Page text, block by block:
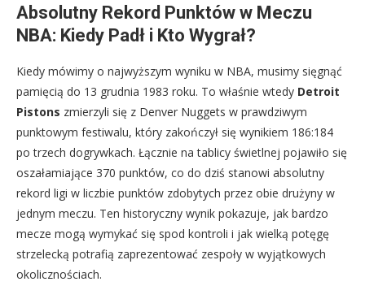
Absolutny Rekord Punktów w Meczu
NBA: Kiedy Padł i Kto Wygrał?
Kiedy mówimy o najwyższym wyniku w NBA, musimy sięgnąć
pamięcią do 13 grudnia 1983 roku. To właśnie wtedy Detroit
Pistons zmierzyli się z Denver Nuggets w prawdziwym
punktowym festiwalu, który zakończył się wynikiem 186:184
po trzech dogrywkach. Łącznie na tablicy świetlnej pojawiło się
oszałamiające 370 punktów, co do dziś stanowi absolutny
rekord ligi w liczbie punktów zdobytych przez obie drużyny w
jednym meczu. Ten historyczny wynik pokazuje, jak bardzo
mecze mogą wymykać się spod kontroli i jak wielką potęgę
strzelecką potrafią zaprezentować zespoły w wyjątkowych
okolicznościach.